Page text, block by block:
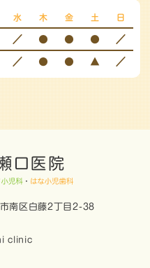
水 木 金 土 日
／ ● ● ● ／
／ ● ● ▲ ／
南区白藤2丁目2-38
clinic